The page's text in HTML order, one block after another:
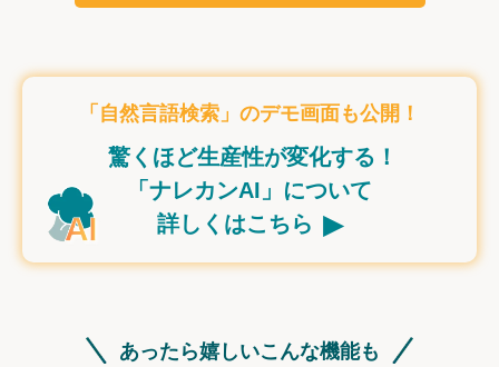
「自然言語検索」のデモ画面も公開！
驚くほど生産性が変化する！
「ナレカンAI」について
詳しくはこちら ▸
あったら嬉しいこんな機能も